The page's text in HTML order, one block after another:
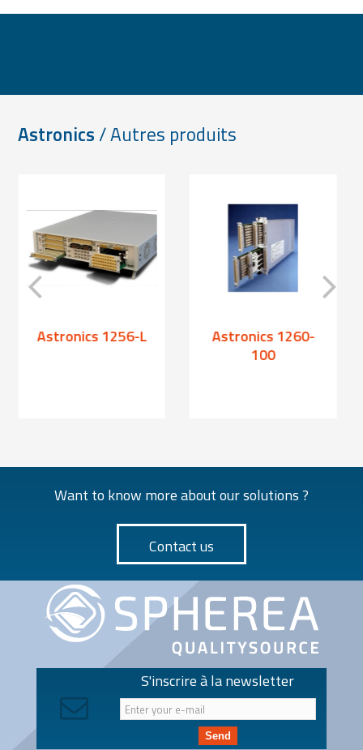
Astronics/ Autres produits
Astronics 1256-L
Astronics 1260-
100
Want to know more about our solutions ?
Contact us
S'inscrire à la newsletter
Send